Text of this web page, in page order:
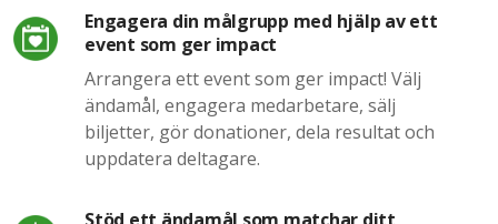
Engagera din målgrupp med hjälp av ett
event som ger impact
Arrangera ett event som ger impact! Välj
ändamål, engagera medarbetare, sälj
biljetter, gör donationer, dela resultat och
uppdatera deltagare.